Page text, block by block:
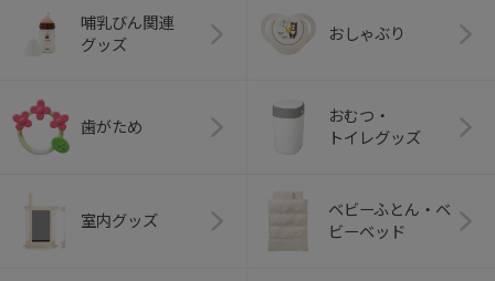
哺乳びん関連
グッズ
おしゃぶり
歯がため
おむつ・
トイレグッズ
室内グッズ
ベビーふとん・ベ
ビーベッド